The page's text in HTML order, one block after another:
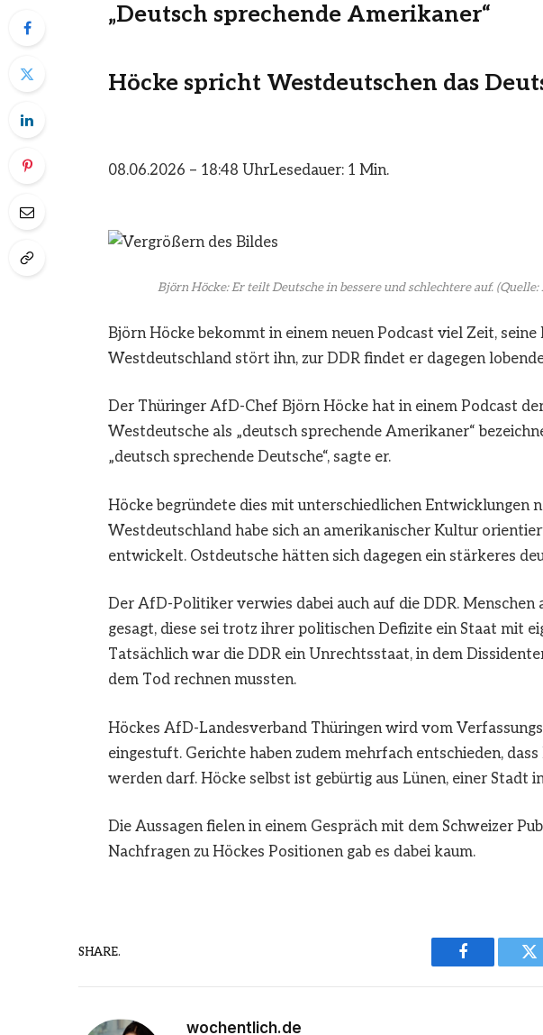
„Deutsch sprechende Amerikaner“
Höcke spricht Westdeutschen das
08.06.2026 – 18:48 UhrLesedauer: 1 Min.
Björn Höcke: Er teilt Deutsche in bessere und schlechtere auf.(Quelle:
Björn Höcke bekommt in einem neuen Podcast viel Zeit, seine
Westdeutschland stört ihn, zur DDR findet er dagegen
Der Thüringer AfD-Chef Björn Höcke hat in einem Podcast
Westdeutsche als „deutsch sprechende Amerikaner“
„deutsch sprechende Deutsche“, sagte er.
Höcke begründete dies mit unterschiedlichen Entwicklungen
Westdeutschland habe sich an amerikanischer Kultur
entwickelt. Ostdeutsche hätten sich dagegen ein stärkeres
Der AfD-Politiker verwies dabei auch auf die DDR.
gesagt, diese sei trotz ihrer politischen Defizite ein Staat mit
Tatsächlich war die DDR ein Unrechtsstaat, in dem
dem Tod rechnen mussten.
Höckes AfD-Landesverband Thüringen wird vom
eingestuft. Gerichte haben zudem mehrfach entschieden,
werden darf. Höcke selbst ist gebürtig aus Lünen, einer Stadt
Die Aussagen fielen in einem Gespräch mit dem Schweizer
Nachfragen zu Höckes Positionen gab es dabei kaum.
SHARE.
Facebook
wochentlich.de